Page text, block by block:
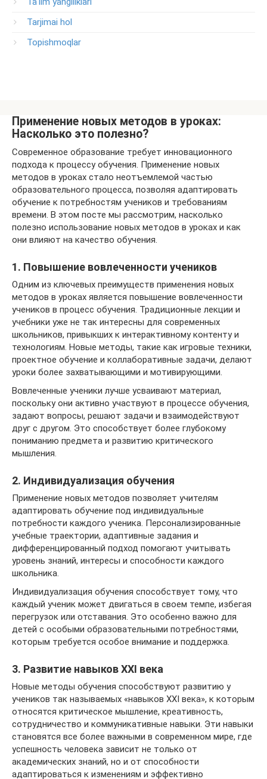
Tarjimai hol
Topishmoqlar
Применение новых методов в уроках:
Насколько это полезно?
Современное образование требует инновационного
подхода к процессу обучения. Применение новых
методов в уроках стало неотъемлемой частью
образовательного процесса, позволяя адаптировать
обучение к потребностям учеников и требованиям
времени. В этом посте мы рассмотрим, насколько
полезно использование новых методов в уроках и как
они влияют на качество обучения.
1. Повышение вовлеченности учеников
Одним из ключевых преимуществ применения новых
методов в уроках является повышение вовлеченности
учеников в процесс обучения. Традиционные лекции и
учебники уже не так интересны для современных
школьников, привыкших к интерактивному контенту и
технологиям. Новые методы, такие как игровые техники,
проектное обучение и коллаборативные задачи, делают
уроки более захватывающими и мотивирующими.
Вовлеченные ученики лучше усваивают материал,
поскольку они активно участвуют в процессе обучения,
задают вопросы, решают задачи и взаимодействуют
друг с другом. Это способствует более глубокому
пониманию предмета и развитию критического
мышления.
2. Индивидуализация обучения
Применение новых методов позволяет учителям
адаптировать обучение под индивидуальные
потребности каждого ученика. Персонализированные
учебные траектории, адаптивные задания и
дифференцированный подход помогают учитывать
уровень знаний, интересы и способности каждого
школьника.
Индивидуализация обучения способствует тому, что
каждый ученик может двигаться в своем темпе, избегая
перегрузок или отставания. Это особенно важно для
детей с особыми образовательными потребностями,
которым требуется особое внимание и поддержка.
3. Развитие навыков XXI века
Новые методы обучения способствуют развитию у
учеников так называемых «навыков XXI века», к которым
относятся критическое мышление, креативность,
сотрудничество и коммуникативные навыки. Эти навыки
становятся все более важными в современном мире, где
успешность человека зависит не только от
академических знаний, но и от способности
адаптироваться к изменениям и эффективно